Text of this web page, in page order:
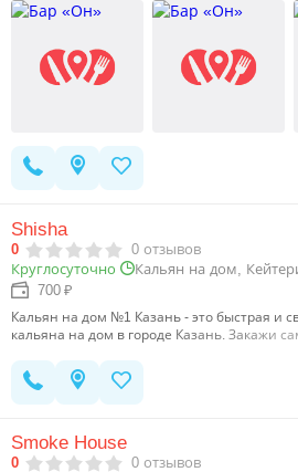
Shisha
0 0 отзывов
Круглосуточно
Кальян на дом,
700 ₽
Кальян на дом №1 Казань - это быстрая и
кальяна на дом в городе Казань. Закажи
Smoke House
0 0 отзывов